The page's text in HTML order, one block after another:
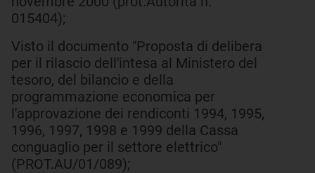
015404);
Visto il documento "Proposta di delibera
per il rilascio dell'intesa al Ministero del
tesoro, del bilancio e della
programmazione economica per
l'approvazione dei rendiconti 1994, 1995,
1996, 1997, 1998 e 1999 della Cassa
conguaglio per il settore elettrico"
(PROT.AU/01/089);